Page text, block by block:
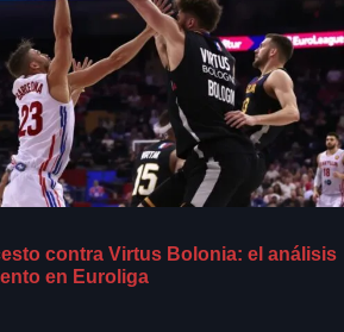
contra Virtus Bolonia: el análisis
en Euroliga